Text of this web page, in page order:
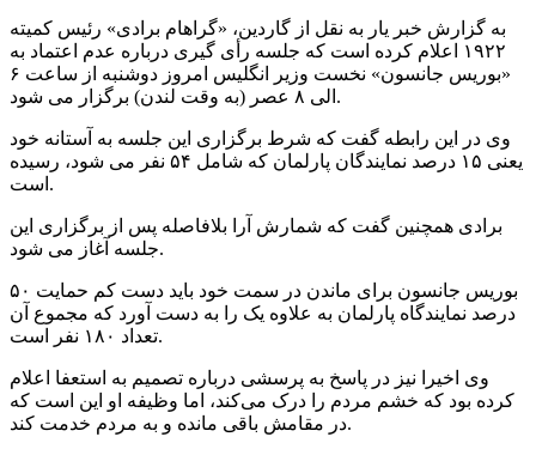
به گزارش خبر یار به نقل از گاردین، «گراهام برادی» رئیس کمیته
۱۹۲۲ اعلام کرده است که جلسه رأی گیری درباره عدم اعتماد به
«بوریس جانسون» نخست وزیر انگلیس امروز دوشنبه از ساعت ۶
الی ۸ عصر (به وقت لندن) برگزار می شود.
وی در این رابطه گفت که شرط برگزاری این جلسه به آستانه خود
یعنی ۱۵ درصد نمایندگان پارلمان که شامل ۵۴ نفر می شود، رسیده
است.
برادی همچنین گفت که شمارش آرا بلافاصله پس از برگزاری این
جلسه آغاز می شود.
بوریس جانسون برای ماندن در سمت خود باید دست کم حمایت ۵۰
درصد نمایندگاه پارلمان به علاوه یک را به دست آورد که مجموع آن
تعداد ۱۸۰ نفر است.
وی اخیرا نیز در پاسخ به پرسشی درباره تصمیم به استعفا اعلام
کرده بود که خشم مردم را درک می‌کند، اما وظیفه او این است که
در مقامش باقی مانده و به مردم خدمت کند.